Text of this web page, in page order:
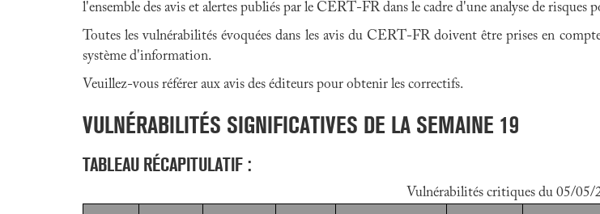
l'ensemble des avis et alertes publiés par le CERT-FR dans le cadre d'une analyse de
Toutes les vulnérabilités évoquées dans les avis du CERT-FR doivent être prises en
système d'information.
Veuillez-vous référer aux avis des éditeurs pour obtenir les correctifs.
VULNÉRABILITÉS SIGNIFICATIVES DE LA SEMAINE 19
TABLEAU RÉCAPITULATIF :
Vulnérabilités critiques du 05/05/